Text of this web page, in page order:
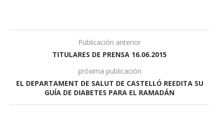
Publicación anterior
TITULARES DE PRENSA 16.06.2015
próxima publicación
EL DEPARTAMENT DE SALUT DE CASTELLÓ REEDITA SU
GUÍA DE DIABETES PARA EL RAMADÁN